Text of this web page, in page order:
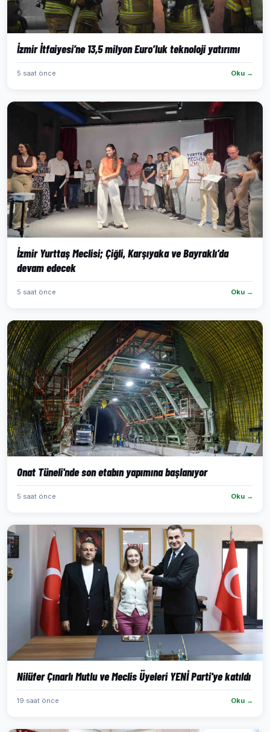
İzmir İtfaiyesi’ne 13,5 milyon Euro’luk teknoloji yatırımı
5 saat önce Oku →
İzmir Yurttaş Meclisi; Çiğli, Karşıyaka ve Bayraklı’da
devam edecek
5 saat önce Oku →
Onat Tüneli'nde son etabın yapımına başlanıyor
5 saat önce Oku →
Nilüfer Çınarlı Mutlu ve Meclis Üyeleri YENİ Parti'ye katıldı
19 saat önce Oku →